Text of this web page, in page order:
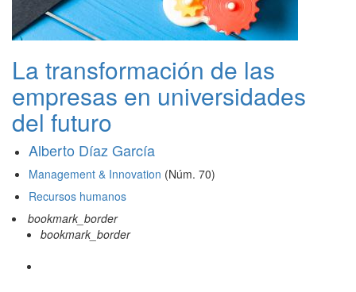
La transformación de las
empresas en universidades
del futuro
Alberto Díaz García
Management & Innovation (Núm. 70)
Recursos humanos
bookmark_border
bookmark_border